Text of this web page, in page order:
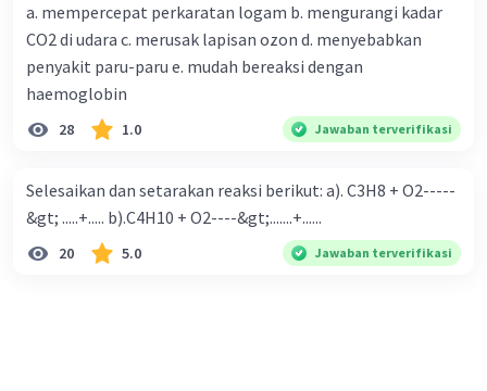
a. mempercepat perkaratan logam b. mengurangi kadar
CO2 di udara c. merusak lapisan ozon d. menyebabkan
penyakit paru-paru e. mudah bereaksi dengan
haemoglobin
28 1.0 Jawaban terverifikasi
Selesaikan dan setarakan reaksi berikut: a). C3H8 + O2-----
&gt; .....+..... b).C4H10 + O2----&gt;.......+......
20 5.0 Jawaban terverifikasi